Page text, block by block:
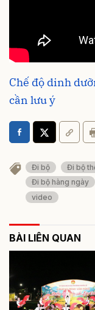
Chế độ dinh
cần lưu ý
Đi bộ Đi bộ
Đi bộ hàng ngày
video
BÀI LIÊN QUAN